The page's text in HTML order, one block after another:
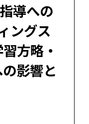
導への
ングス
方略・
影響と